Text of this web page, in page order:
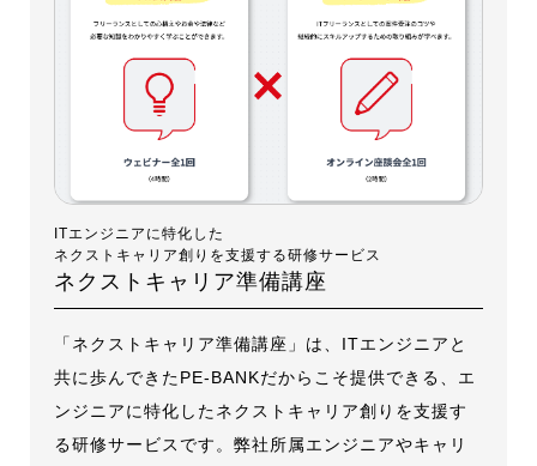
ITエンジニアに特化した
ネクストキャリア創りを支援する研修サービス
ネクストキャリア準備講座
「ネクストキャリア準備講座」は、ITエンジニアと
共に歩んできたPE-BANKだからこそ提供できる、エ
ンジニアに特化したネクストキャリア創りを支援す
る研修サービスです。弊社所属エンジニアやキャリ